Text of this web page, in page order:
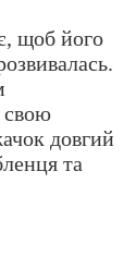
щоб його
свою
довгий
та